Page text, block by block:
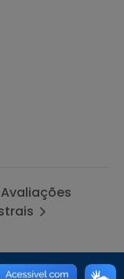
Avaliações